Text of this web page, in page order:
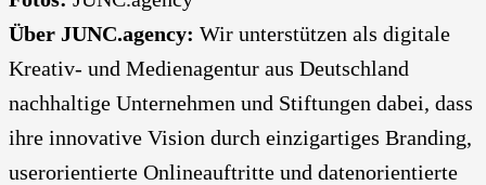
Über JUNC.agency: Wir unterstützen als digitale
Kreativ- und Medienagentur aus Deutschland
nachhaltige Unternehmen und Stiftungen dabei, dass
ihre innovative Vision durch einzigartiges Branding,
userorientierte Onlineauftritte und datenorientierte